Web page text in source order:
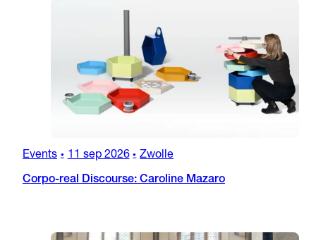
Events • 11 sep 2026 • Zwolle
Corpo-real Discourse: Caroline Mazaro